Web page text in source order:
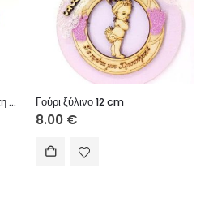
Ξύλινο ρόδι με χρυσό καθρέφτη 16Χ14 εκ. Γούρι ξύλινο 12 cm
8.00 €